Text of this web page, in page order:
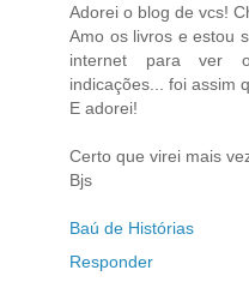
Adorei o blog de vcs!
Amo os livros e estou
internet para ver
indicações... foi assim
E adorei!
Certo que virei mais
Bjs
Baú de Histórias
Responder